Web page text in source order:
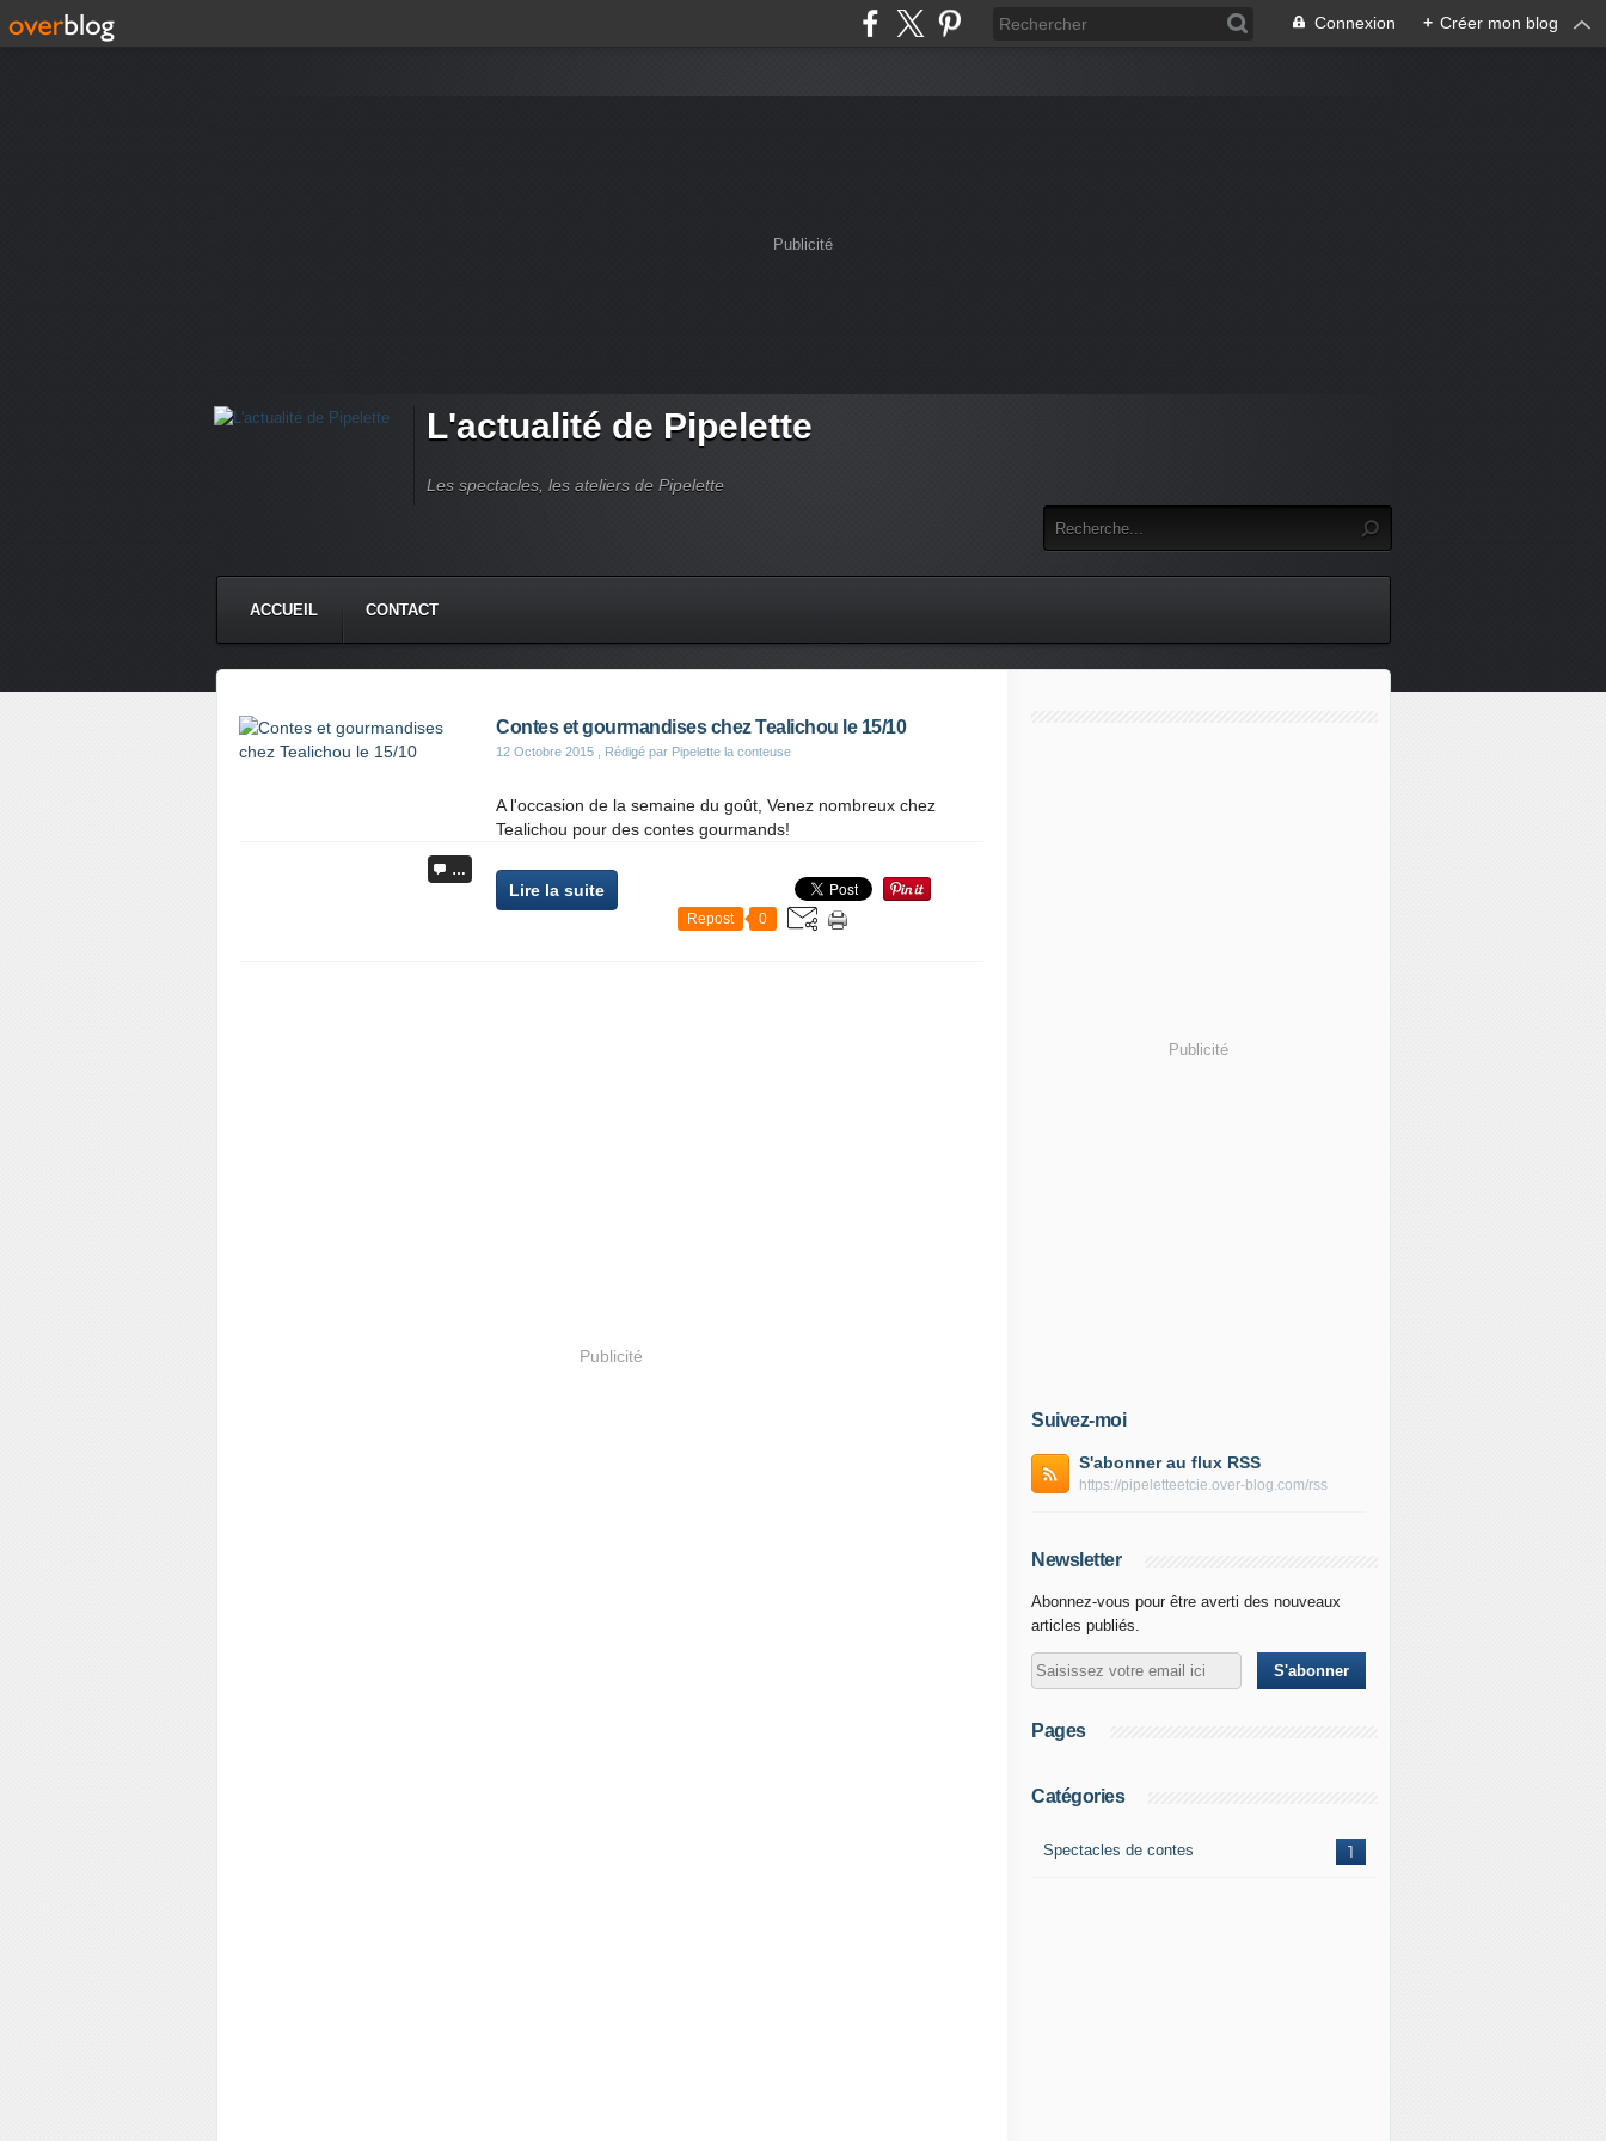
Connexion + Créer mon blog
Publicité
L'actualité de Pipelette
Les spectacles, les ateliers de Pipelette
ACCUEIL CONTACT
…
Contes et gourmandises chez Tealichou le 15/10
12 Octobre 2015 , Rédigé par Pipelette la conteuse
A l'occasion de la semaine du goût, Venez nombreux chez
Tealichou pour des contes gourmands!
Lire la suite
Repost 0
Publicité
Publicité
Suivez-moi
S'abonner au flux RSS
https://pipeletteetcie.over-blog.com/rss
Newsletter
Abonnez-vous pour être averti des nouveaux
articles publiés.
Pages
Catégories
1
Spectacles de contes